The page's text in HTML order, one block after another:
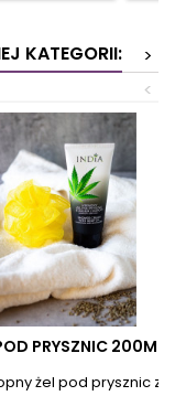
KATEGORII:
>
<
PRYSZNIC 200ML
żel pod prysznic z